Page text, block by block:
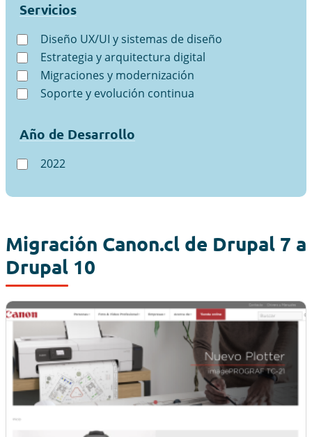
Servicios
Diseño UX/UI y sistemas de diseño
Estrategia y arquitectura digital
Migraciones y modernización
Soporte y evolución continua
Año de Desarrollo
2022
Migración Canon.cl de Drupal 7 a
Drupal 10